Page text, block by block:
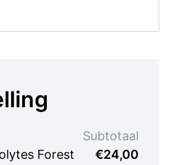
Subtotaal
Forest
€24,00